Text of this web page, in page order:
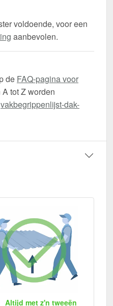
voldoende, voor een
aanbevolen.
de FAQ-pagina voor
tot Z worden
vakbegrippenlijst-dak-
Altijd met z'n tweeën